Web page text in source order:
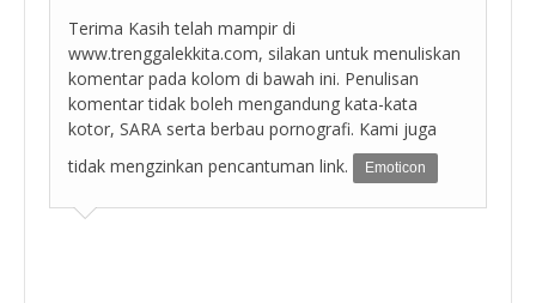
Terima Kasih telah mampir di
www.trenggalekkita.com, silakan untuk menuliskan
komentar pada kolom di bawah ini. Penulisan
komentar tidak boleh mengandung kata-kata
kotor, SARA serta berbau pornografi. Kami juga
tidak mengzinkan pencantuman link.
Emoticon